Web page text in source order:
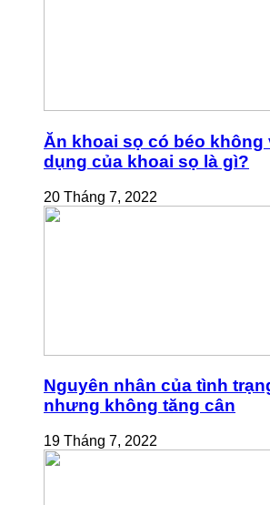
Ăn khoai sọ có béo không
dụng của khoai sọ là gì?
20 Tháng 7, 2022
Nguyên nhân của tình
nhưng không tăng cân
19 Tháng 7, 2022